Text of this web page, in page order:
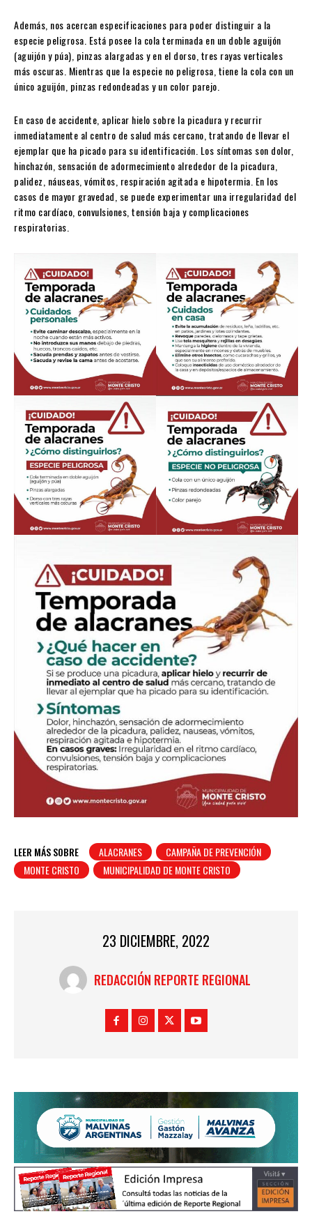
Además, nos acercan especificaciones para poder distinguir a la
especie peligrosa. Está posee la cola terminada en un doble aguijón
(aguijón y púa), pinzas alargadas y en el dorso, tres rayas verticales
más oscuras. Mientras que la especie no peligrosa, tiene la cola con un
único aguijón, pinzas redondeadas y un color parejo.
En caso de accidente, aplicar hielo sobre la picadura y recurrir
inmediatamente al centro de salud más cercano, tratando de llevar el
ejemplar que ha picado para su identificación. Los síntomas son dolor,
hinchazón, sensación de adormecimiento alrededor de la picadura,
palidez, náuseas, vómitos, respiración agitada e hipotermia. En los
casos de mayor gravedad, se puede experimentar una irregularidad del
ritmo cardíaco, convulsiones, tensión baja y complicaciones
respiratorias.
LEER MÁS SOBRE ALACRANES
CAMPAÑA DE PREVENCIÓN
MONTE CRISTO
MUNICIPALIDAD DE MONTE CRISTO
23 DICIEMBRE, 2022
REDACCIÓN REPORTE REGIONAL